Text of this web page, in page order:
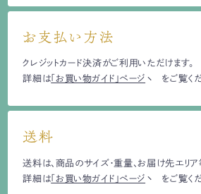
お支払い方法
クレジットカード決済がご利用いただけます。
詳細は 「お買い物ガイド」ページ をご覧くだ
送料
送料は、商品のサイズ・重量、お届け先エリア
詳細は「お買い物ガイド」ページ をご覧くだ